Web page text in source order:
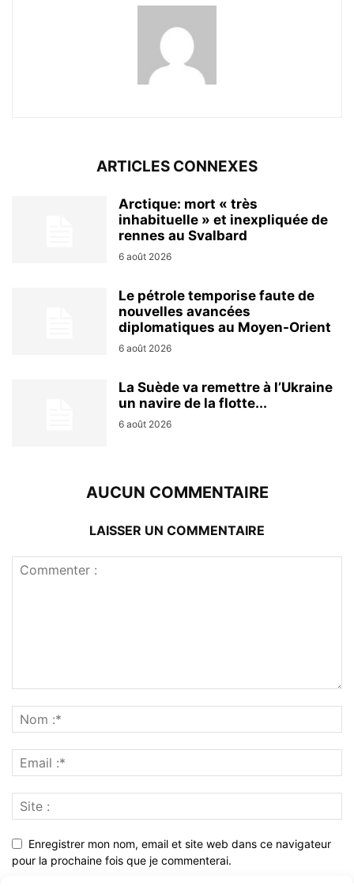
ARTICLES CONNEXES
Arctique: mort « très
inhabituelle » et inexpliquée de
rennes au Svalbard
6 août 2026
Le pétrole temporise faute de
nouvelles avancées
diplomatiques au Moyen-Orient
6 août 2026
La Suède va remettre à l’Ukraine
un navire de la flotte...
6 août 2026
AUCUN COMMENTAIRE
LAISSER UN COMMENTAIRE
Enregistrer mon nom, email et site web dans ce navigateur
pour la prochaine fois que je commenterai.